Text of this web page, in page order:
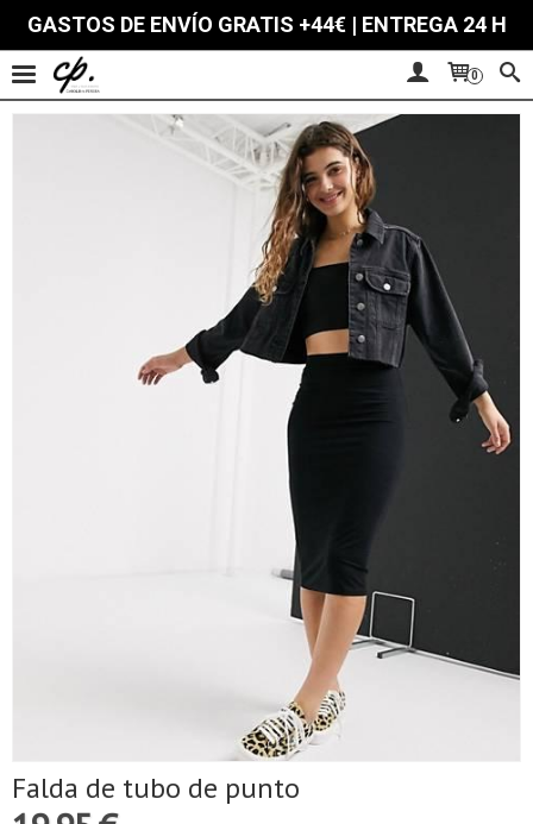
GASTOS DE ENVÍO GRATIS +44€ | ENTREGA 24 H
0
Falda de tubo de punto